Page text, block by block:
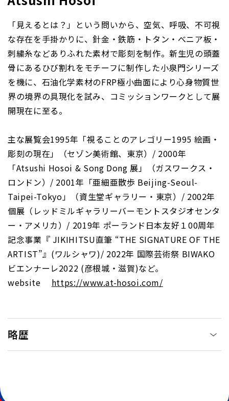
「見えるとは？」という問いから、空気、呼吸、不可視
な存在を手掛かりに、針金・鉄筋・トタン・べニア板・
刺繍糸などありふれた素材で彫刻を制作。新生児の頭蓋
骨にあるひび割れをモチーフに制作した小泉門シリーズ
を機に、石油化学素材のFRP極小曲面により心身物質世
界の境界の具現化を試み、コミッションワークとして展
開現在に至る。
主な展覧会1995年「視ることのアレゴリー1995 絵画・
彫刻の現在」（セゾン美術館、東京）/ 2000年
「Atsushi Hosoi & Song Dong 展」（ガスワークス・
ロンドン）/ 2001年「亜細亜散歩 Beijing-Seoul-
Taipei-Tokyo」（資生堂ギャラリー・東京）/ 2002年
個展（レッドミルギャラリーバーモントスタジオセンタ
ー・アメリカ）/ 2019年 ポーランド日本友好１00周年
記念事業『 JIKIHITSU直筆 “THE SIGNATURE OF THE
ARTIST”』(ワルシャワ)/ 2022年 国際芸術祭 BIWAKO
ビエンナーレ2022 (彦根城・滋賀)など。
website https://www.at-hosoi.com/
略歴